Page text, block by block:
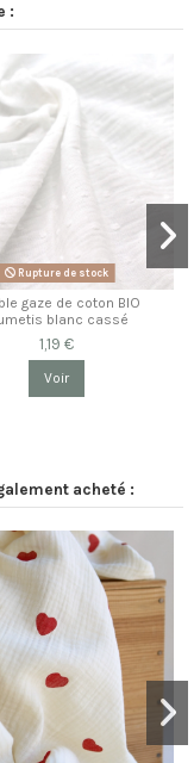
:
Rupture de stock
gaze de coton BIO
blanc cassé
1,19 €
Voir
acheté :